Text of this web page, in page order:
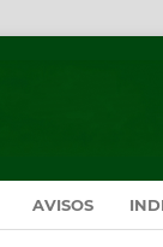
AVISOS